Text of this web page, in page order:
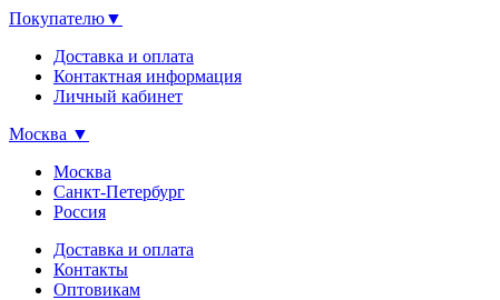
Покупателю▼
Доставка и оплата
Контактная информация
Личный кабинет
Москва ▼
Москва
Санкт-Петербург
Россия
Доставка и оплата
Контакты
Оптовикам